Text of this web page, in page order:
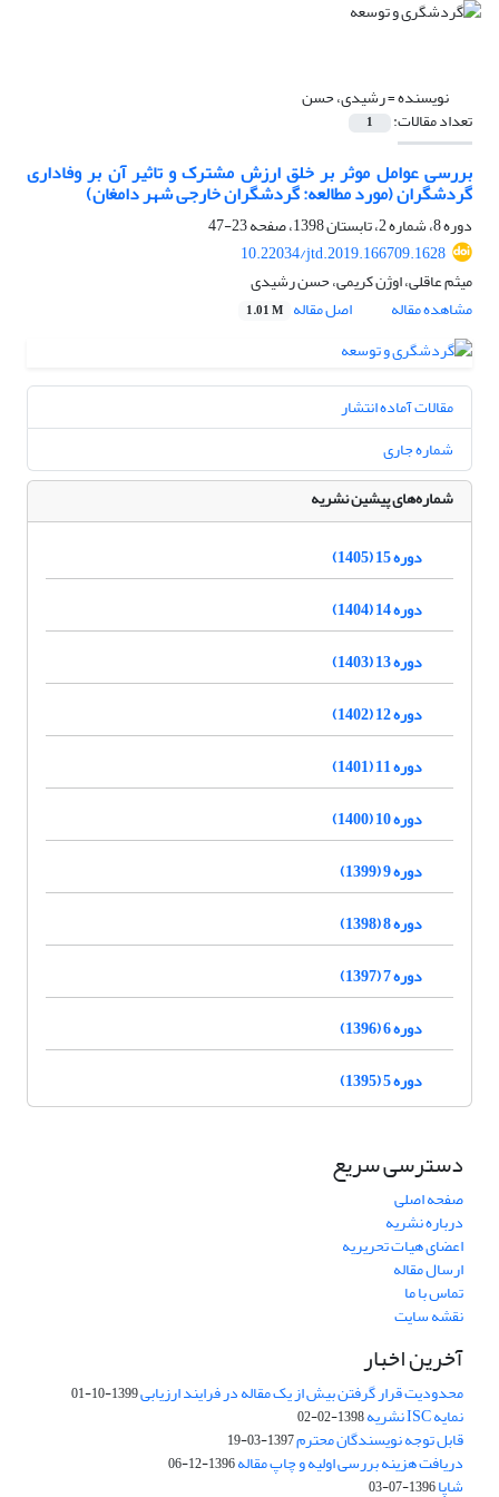
نویسنده =رشیدی، حسن
تعداد مقالات: 1
بررسی عوامل موثر بر خلق ارزش مشترک و تاثیر آن بر وفاداری
گردشگران (مورد مطالعه: گردشگران خارجی شهر دامغان)
دوره 8، شماره 2، تابستان 1398، صفحه
23-47
10.22034/jtd.2019.166709.1628
میثم عاقلی، اوژن کریمی، حسن رشیدی
مشاهده مقاله
اصل مقاله 1.01 M
مقالات آماده انتشار
شماره جاری
شماره‌های پیشین نشریه
دوره 15 (1405)
دوره 14 (1404)
دوره 13 (1403)
دوره 12 (1402)
دوره 11 (1401)
دوره 10 (1400)
دوره 9 (1399)
دوره 8 (1398)
دوره 7 (1397)
دوره 6 (1396)
دوره 5 (1395)
دسترسی سریع
صفحه اصلی
درباره نشریه
اعضای هیات تحریریه
ارسال مقاله
تماس با ما
نقشه سایت
آخرین اخبار
محدودیت قرار گرفتن بیش از یک مقاله در فرایند ارزیابی1399-10-01
نمایه ISC نشریه 1398-02-02
قابل توجه نویسندگان محترم1397-03-19
دریافت هزینه بررسی اولیه و چاپ مقاله1396-12-06
شاپا1396-07-03